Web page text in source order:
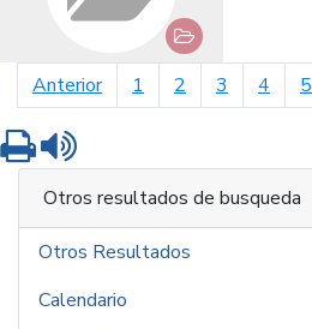
Anteriorpágina anterior
1 2 3 4 5
Imprimir
Otros resultados de busqueda
Otros Resultados
Calendario